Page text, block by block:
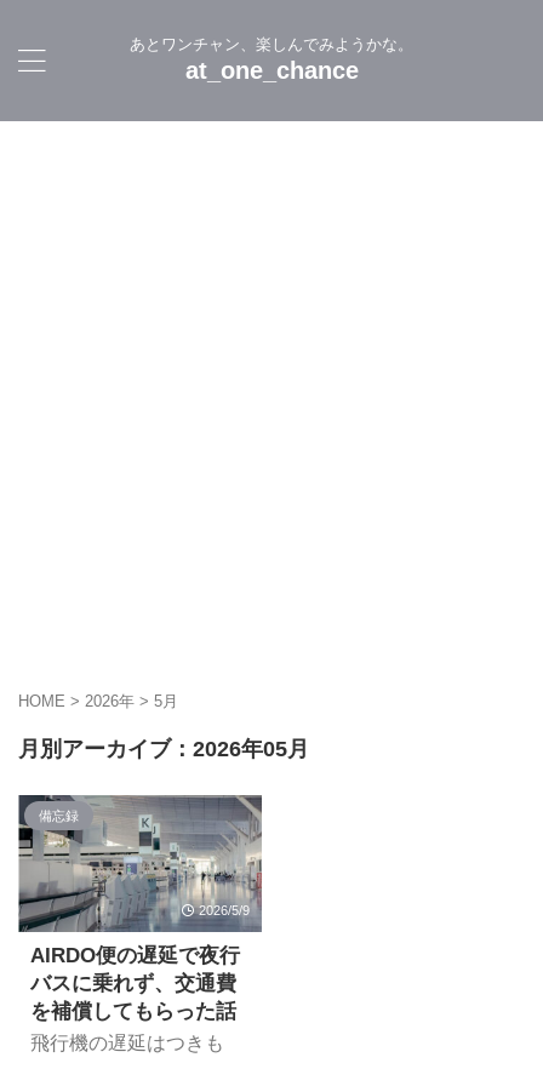
あとワンチャン、楽しんでみようかな。
at_one_chance
HOME > 2026年 > 5月
月別アーカイブ：2026年05月
備忘録
2026/5/9
AIRDO便の遅延で夜行
バスに乗れず、交通費
を補償してもらった話
飛行機の遅延はつきも